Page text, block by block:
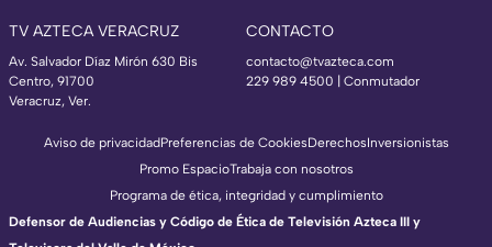
TV AZTECA VERACRUZ
Av. Salvador Díaz Mirón 630 Bis
Centro, 91700
Veracruz, Ver.
CONTACTO
contacto@tvazteca.com
229 989 4500 | Conmutador
Aviso de privacidadPreferencias de CookiesDerechosInversionistas
Promo EspacioTrabaja con nosotros
Programa de ética, integridad y cumplimiento
Defensor de Audiencias y Código de Ética de Televisión Azteca III y